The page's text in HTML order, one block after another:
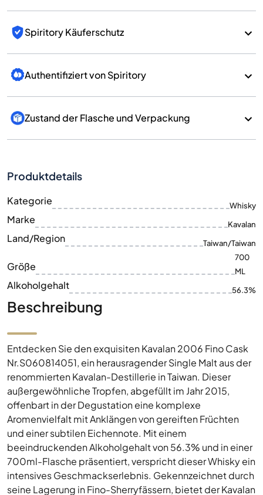
Spiritory Käuferschutz
Authentifiziert von Spiritory
Zustand der Flasche und Verpackung
Produktdetails
Kategorie Whisky
Marke Kavalan
Land/Region Taiwan/Taiwan
Größe
700
ML
Alkoholgehalt 56.3%
Beschreibung
Entdecken Sie den exquisiten Kavalan 2006 Fino Cask
Nr.S060814051, ein herausragender Single Malt aus der
renommierten Kavalan-Destillerie in Taiwan. Dieser
außergewöhnliche Tropfen, abgefüllt im Jahr 2015,
offenbart in der Degustation eine komplexe
Aromenvielfalt mit Anklängen von gereiften Früchten
und einer subtilen Eichennote. Mit einem
beeindruckenden Alkoholgehalt von 56.3% und in einer
700ml-Flasche präsentiert, verspricht dieser Whisky ein
intensives Geschmackserlebnis. Gekennzeichnet durch
seine Lagerung in Fino-Sherryfässern, bietet der Kavalan